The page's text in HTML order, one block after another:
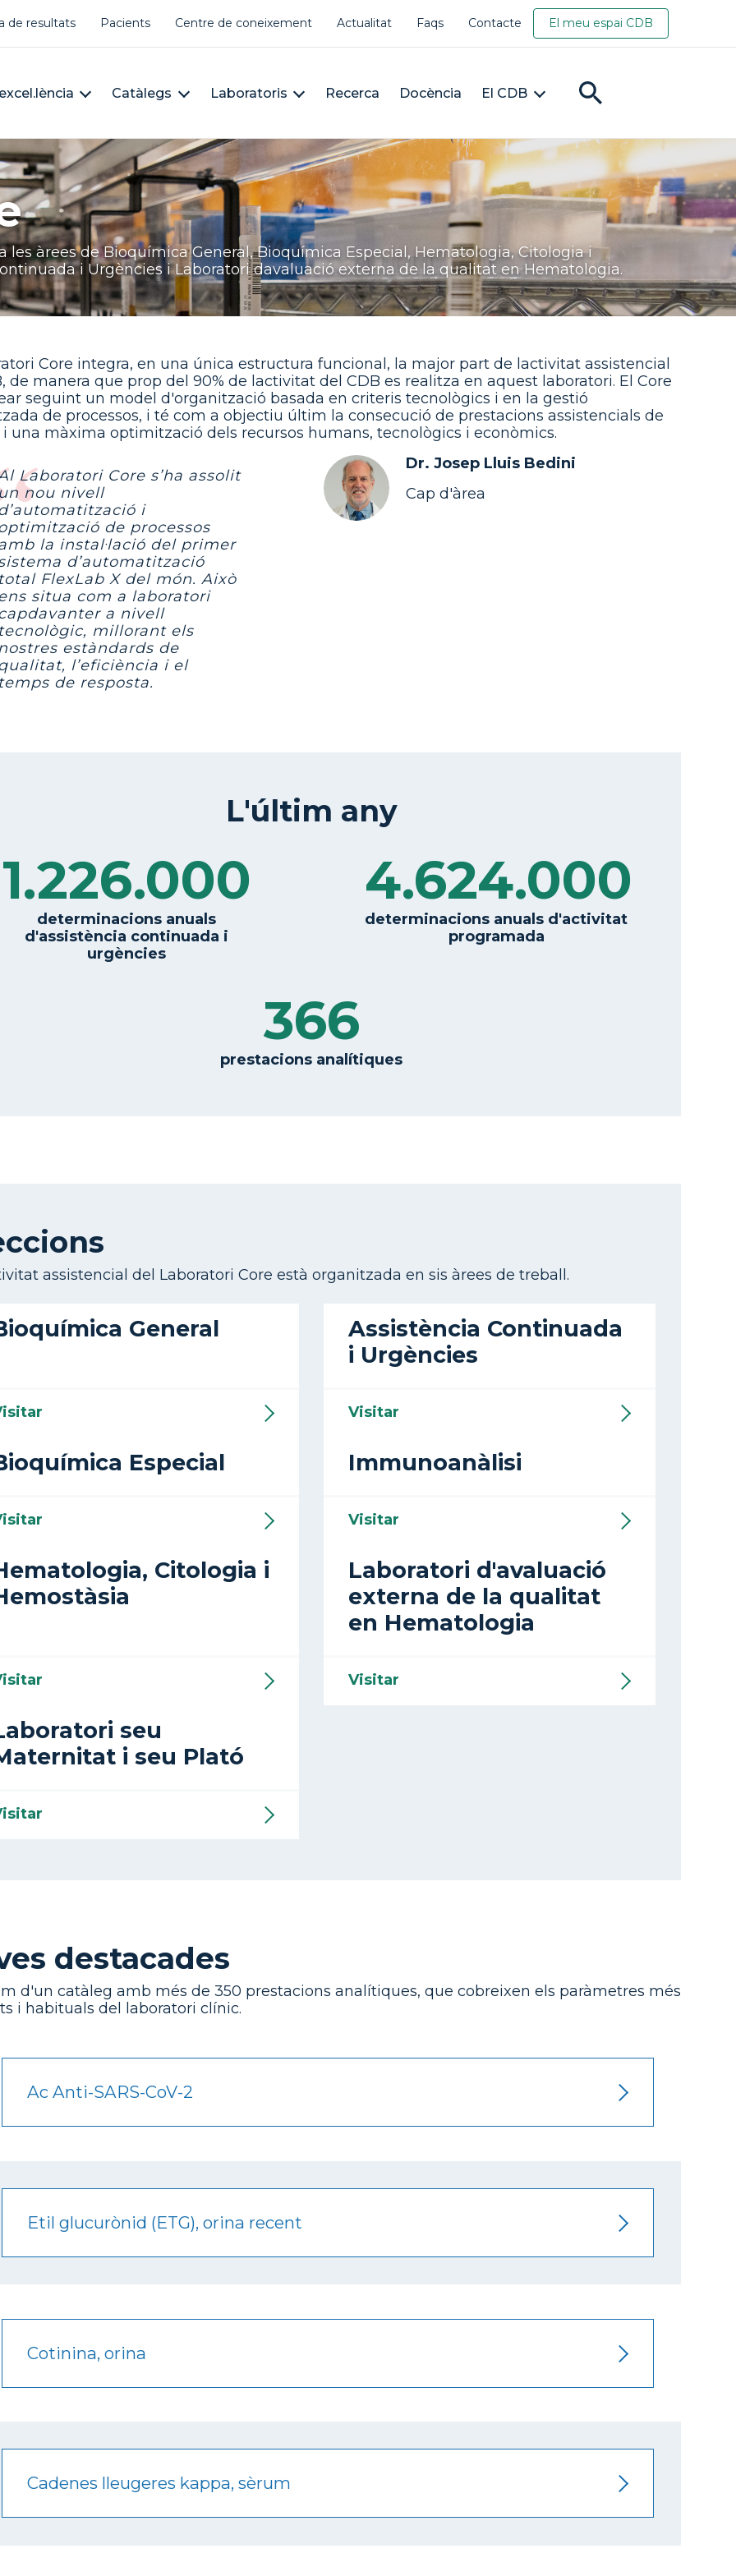
account menu
de resultats Pacients Centre de coneixement Actualitat Faqs Contacte El meu espai CDB
navigation
Catàlegs Laboratoris Recerca Docència El CDB
àrees de Bioquímica General, Bioquímica Especial, Hematologia, Citologia i
i Urgències i Laboratori davaluació externa de la qualitat en Hematologia.
Core integra, en una única estructura funcional, la major part de lactivitat assistencial
de manera que prop del 90% de lactivitat del CDB es realitza en aquest laboratori. El Core
seguint un model d'organització basada en criteris tecnològics i en la gestió
de processos, i té com a objectiu últim la consecució de prestacions assistencials de
una màxima optimització dels recursos humans, tecnològics i econòmics.
Laboratori Core s’ha assolit
un nou nivell
i
de processos
la instal·lació del primer
d’automatització
total FlexLab X del món. Això
situa com a laboratori
a nivell
tecnològic, millorant els
nostres estàndards de
l’eficiència i el
temps de resposta.
Dr. Josep Lluis Bedini
Cap d'àrea
L'últim any
1.226.000
determinacions anuals
d'assistència continuada i
urgències
4.624.000
determinacions anuals d'activitat
programada
366
prestacions analítiques
assistencial del Laboratori Core està organitzada en sis àrees de treball.
General
Assistència Continuada
i Urgències
Visitar
Especial Immunoanàlisi
Visitar
Citologia i
Laboratori d'avaluació
externa de la qualitat
en Hematologia
Visitar
seu
i seu Plató
destacades
d'un catàleg amb més de 350 prestacions analítiques, que cobreixen els paràmetres més
i habituals del laboratori clínic.
Ac Anti-SARS-CoV-2
Etil glucurònid (ETG), orina recent
Cotinina, orina
Cadenes lleugeres kappa, sèrum